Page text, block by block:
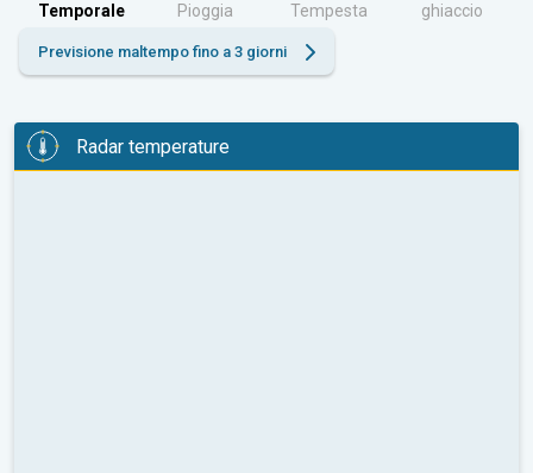
Temporale Pioggia Tempesta ghiaccio
Previsione maltempo fino a 3 giorni
Radar temperature